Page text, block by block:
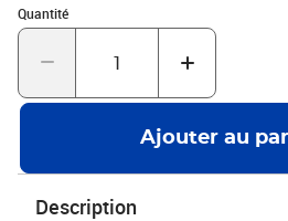
Quantité
Quantité : 1
Ajouter au
Description